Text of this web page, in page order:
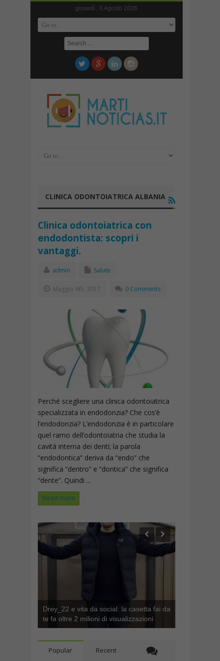
giovedì , 6 Agosto 2026
CLINICA ODONTOIATRICA ALBANIA
Clinica odontoiatrica con
endodontista: scopri i
vantaggi.
admin Salute
Maggio 9th, 2017 0 Comments
Perché scegliere una clinica odontoiatrica
specializzata in endodonzia? Che cos’è
l’endodonzia? L’endodonzia è in particolare
quel ramo dell’odontoiatria che studia la
cavità interna dei denti; la parola
“endodontica” deriva da “endo” che
significa “dentro” e “dontica” che significa
“dente”. Quindi ...
Read more
Drey_22 e vita da social: la casetta fai da
te fa oltre 2 milioni di visualizzazioni
Popular Recent